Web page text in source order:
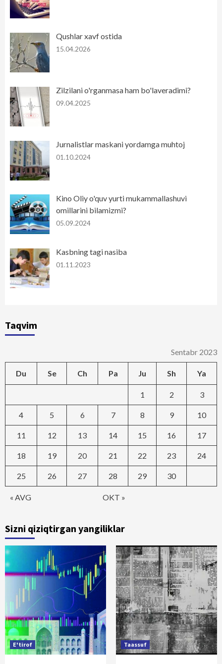
Qushlar xavf ostida
15.04.2026
Zilzilani o'rganmasa ham bo'laveradimi?
09.04.2025
Jurnalistlar maskani yordamga muhtoj
01.10.2024
Kino Oliy o'quv yurti mukammallashuvi
omillarini bilamizmi?
05.09.2024
Kasbning tagi nasiba
01.11.2023
Taqvim
Sentabr 2023
Du Se Ch Pa Ju Sh Ya
« AVG OKT »
1 2 3
4 5 6 7 8 9 10
11 12 13 14 15 16 17
18 19 20 21 22 23 24
25 26 27 28 29 30
Sizni qiziqtirgan yangiliklar
E'tirof Taassuf